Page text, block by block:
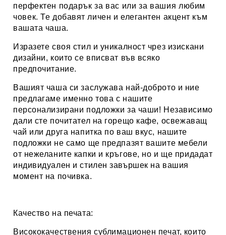
перфектен подаръкза вас или за вашия любим
човек.Те добавят личен и елегантен акцент към
вашата чаша.
Изразете своя стил и уникалност чрез изискани
дизайни, които се вписват във всяко
предпочитание.
Вашият чаша си заслужава най-доброто и ние
предлагаме именно това с нашите
персонализирани подложки за чаши! Независимо
дали сте почитател на горещо кафе, освежаващ
чай или друга напитка по ваш вкус, нашите
подложки не само ще предпазят вашите мебели
от нежеланите капки и кръгове, но и ще придадат
индивидуален и стилен завършек на вашия
момент на почивка.
Качество на печата:
Висококачествения сублимационен печат, които